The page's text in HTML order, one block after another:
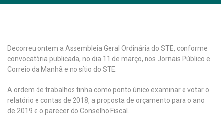
Decorreu ontem a Assembleia Geral Ordinária do STE, conforme
convocatória publicada, no dia 11 de março, nos Jornais Público e
Correio da Manhã e no sítio do STE.
A ordem de trabalhos tinha como ponto único examinar e votar o
relatório e contas de 2018, a proposta de orçamento para o ano
de 2019 e o parecer do Conselho Fiscal.